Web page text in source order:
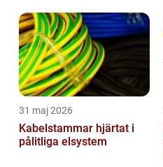
31 maj 2026
Kabelstammar hjärtat i
pålitliga elsystem